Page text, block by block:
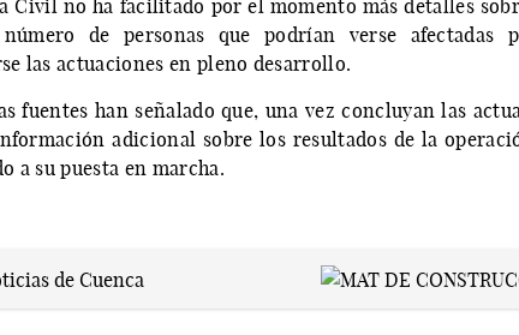
Civil no ha facilitado por el momento más detalles
de personas que podrían verse afectadas
las actuaciones en pleno desarrollo.
fuentes han señalado que, una vez concluyan las
adicional sobre los resultados de la
a su puesta en marcha.